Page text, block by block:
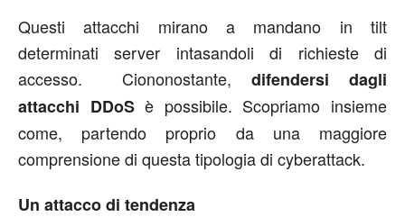
Questi attacchi mirano a mandano in tilt
determinati server intasandoli di richieste di
accesso. Ciononostante, difendersi dagli
attacchi DDoSè possibile. Scopriamo insieme
come, partendo proprio da una maggiore
comprensione di questa tipologia di cyberattack.
Un attacco di tendenza